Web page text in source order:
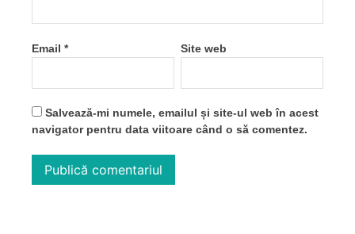
Email * Site web
Salvează-mi numele, emailul și site-ul web în acest
navigator pentru data viitoare când o să comentez.